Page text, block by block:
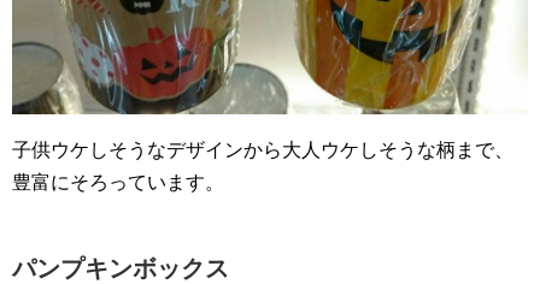
子供ウケしそうなデザインから大人ウケしそうな柄まで、
豊富にそろっています。
パンプキンボックス